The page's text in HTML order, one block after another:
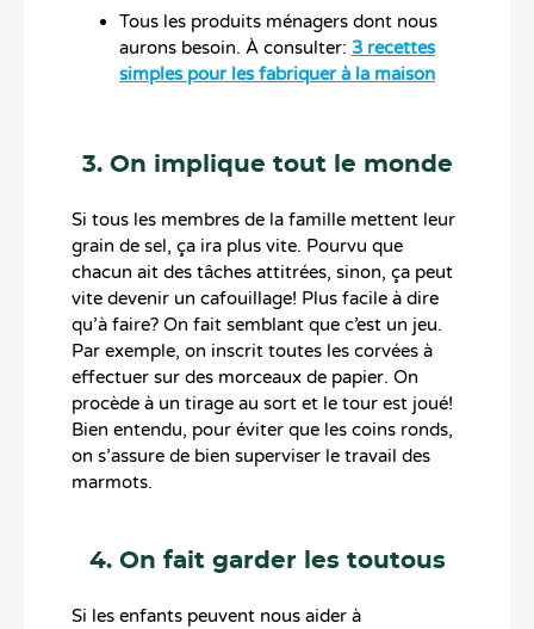
Tous les produits ménagers dont nous
aurons besoin. À consulter: 3 recettes
simples pour les fabriquer à la maison
3. On implique tout le monde
Si tous les membres de la famille mettent leur
grain de sel, ça ira plus vite. Pourvu que
chacun ait des tâches attitrées, sinon, ça peut
vite devenir un cafouillage! Plus facile à dire
qu’à faire? On fait semblant que c’est un jeu.
Par exemple, on inscrit toutes les corvées à
effectuer sur des morceaux de papier. On
procède à un tirage au sort et le tour est joué!
Bien entendu, pour éviter que les coins ronds,
on s’assure de bien superviser le travail des
marmots.
4. On fait garder les toutous
Si les enfants peuvent nous aider à